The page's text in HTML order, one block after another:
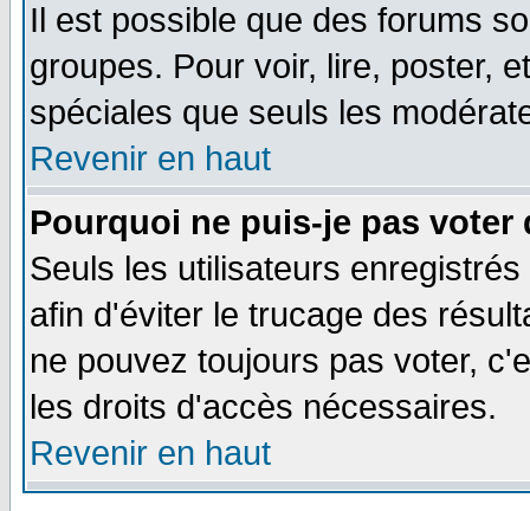
Il est possible que des forums
groupes. Pour voir, lire, poster,
spéciales que seuls les
Revenir en haut
Pourquoi ne puis-je pas voter
Seuls les utilisateurs
afin d'éviter le trucage des
ne pouvez toujours pas voter,
les droits d'accès nécessaires.
Revenir en haut